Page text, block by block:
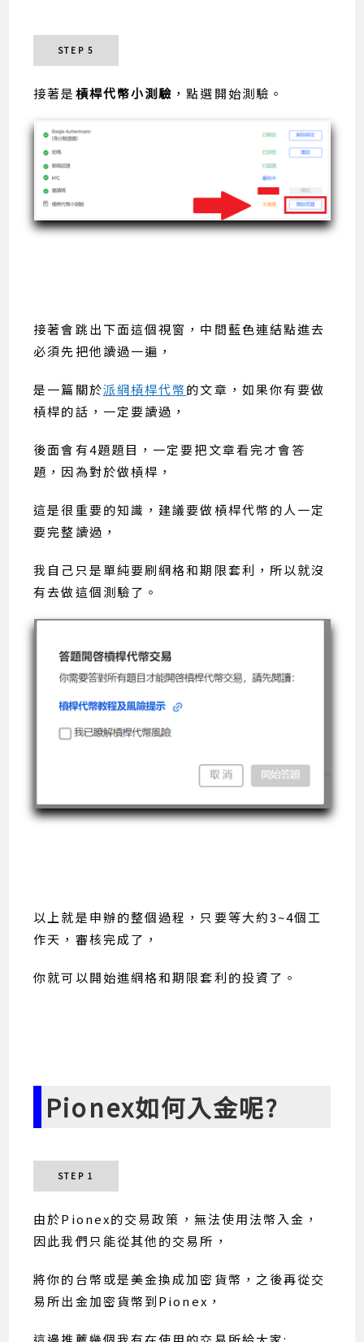
STEP 5
接著是槓桿代幣小測驗 ，點選開始測驗。
接著會跳出下面這個視窗，中間藍色連結點進去
必須先把他讀過一遍，
是一篇關於派網槓桿代幣的文章，如果你有要做
槓桿的話，一定要讀過，
後面會有4題題目，一定要把文章看完才會答
題，因為對於做槓桿，
這是很重要的知識，建議要做槓桿代幣的人一定
要完整讀過，
我自己只是單純要刷網格和期限套利，所以就沒
有去做這個測驗了。
以上就是申辦的整個過程，只要等大約3~4個工
作天，審核完成了，
你就可以開始進網格和期限套利的投資了。
Pionex如何入金呢?
STEP 1
由於Pionex的交易政策，無法使用法幣入金，
因此我們只能從其他的交易所，
將你的台幣或是美金換成加密貨幣，之後再從交
易所出金加密貨幣到Pionex，